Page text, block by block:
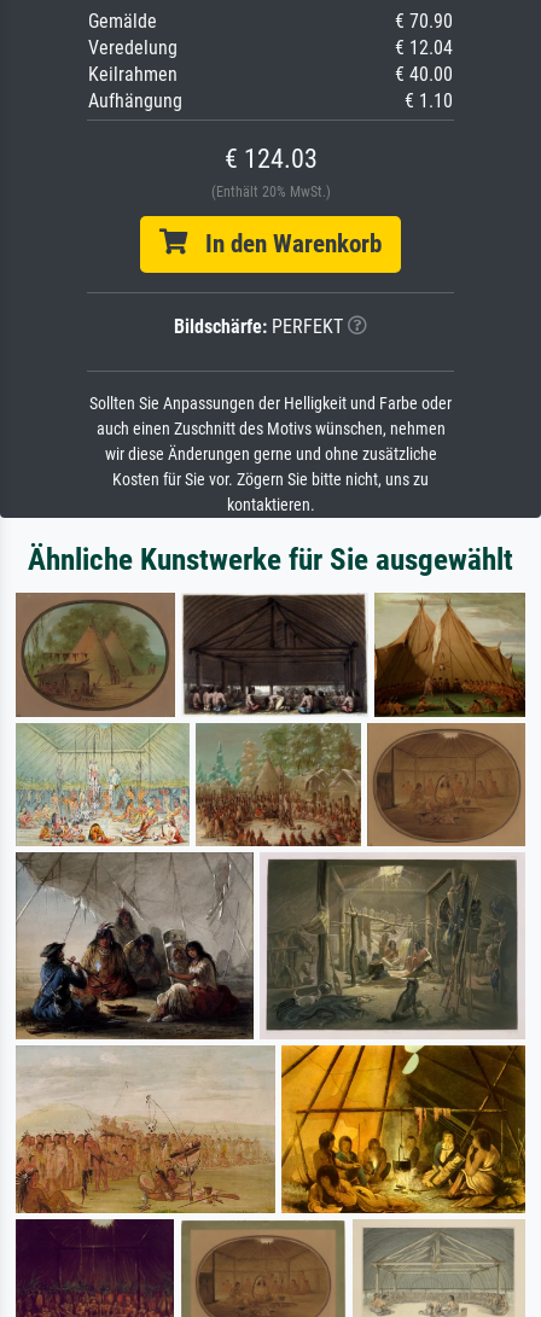
Gemälde
€ 70.90
Veredelung
€ 12.04
Keilrahmen
€ 40.00
Aufhängung
€ 1.10
€ 124.03
(Enthält 20% MwSt.)
In den Warenkorb
Bildschärfe: PERFEKT
Sollten Sie Anpassungen der Helligkeit und Farbe oder
auch einen Zuschnitt des Motivs wünschen, nehmen
wir diese Änderungen gerne und ohne zusätzliche
Kosten für Sie vor. Zögern Sie bitte nicht, uns zu
kontaktieren.
Ähnliche Kunstwerke für Sie ausgewählt